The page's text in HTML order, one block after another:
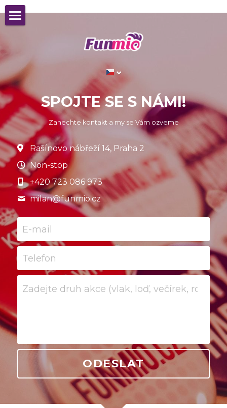
REFERENCE
Czech
Czech
English
POPTEJTE AKCI
SPOJTE SE S NÁMI!
Zanechte kontakt a my se Vám ozveme
Rašínovo nábřeží 14, Praha 2
Non-stop
+420 723 086 973
milan@funmio.cz
E-mail
Telefon
Zadejte druh akce (vlak, loď, večírek,
ODESLAT